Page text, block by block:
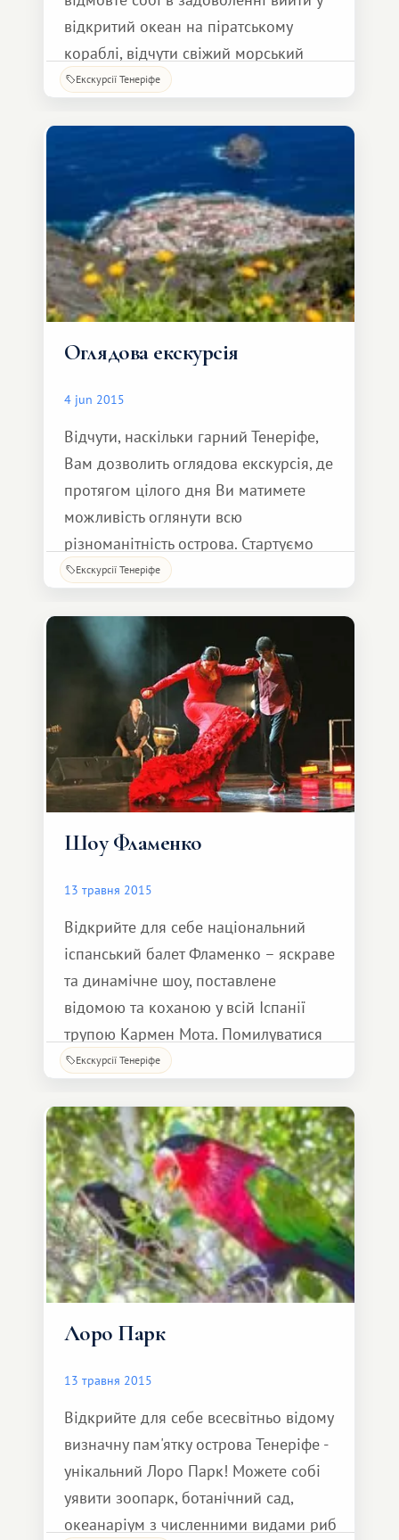
відкритий океан на піратському
кораблі, відчути свіжий морський
вітерець і насолодитися
Гігантес! Під керівництвом
досвідченого капітана Ви
відправитеся у захоплюючий
Екскурсії Тенеріфе
Оглядова екскурсія
4 jun 2015
Відчути, наскільки гарний Тенеріфе,
Вам дозволить оглядова екскурсія, де
протягом цілого дня Ви матимете
можливість оглянути всю
різноманітність острова. Стартуємо
ми у північно-західному напрямку у
де в унікальному сувенірному
магазині на Вас чекає величезний
вибір ювелірних виробів.
Екскурсії Тенеріфе
Шоу Фламенко
13 травня 2015
Відкрийте для себе національний
іспанський балет Фламенко – яскраве
та динамічне шоу, поставлене
відомою та коханою у всій Іспанії
трупою Кармен Мота. Помилуватися
на це дивовижне поєднання музики,
мільйони туристів із різних куточків
світу. Перед початком шоу ми
вирушимо на прекрасну вечерю в
Канарському ст.
Екскурсії Тенеріфе
Лоро Парк
13 травня 2015
Відкрийте для себе всесвітньо відому
визначну пам'ятку острова Тенеріфе -
унікальний Лоро Парк! Можете собі
уявити зоопарк, ботанічний сад,
океанаріум з численними видами риб